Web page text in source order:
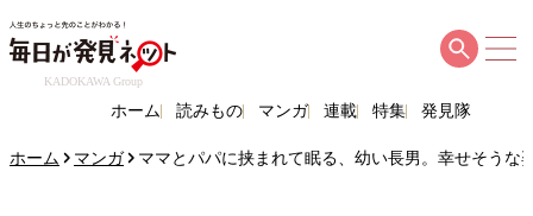
KADOKAWA Group
ホーム 読みもの マンガ 連載 特集 発見隊
ホーム マンガ ママとパパに挟まれて眠る、幼い長男。幸せそう